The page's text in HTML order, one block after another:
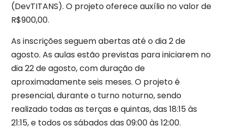
(DevTITANS). O projeto oferece auxílio no valor de
R$900,00.
As inscrições seguem abertas até o dia 2 de
agosto. As aulas estão previstas para iniciarem no
dia 22 de agosto, com duração de
aproximadamente seis meses. O projeto é
presencial, durante o turno noturno, sendo
realizado todas as terças e quintas, das 18:15 às
21:15, e todos os sábados das 09:00 às 12:00.